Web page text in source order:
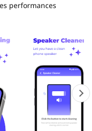
performances